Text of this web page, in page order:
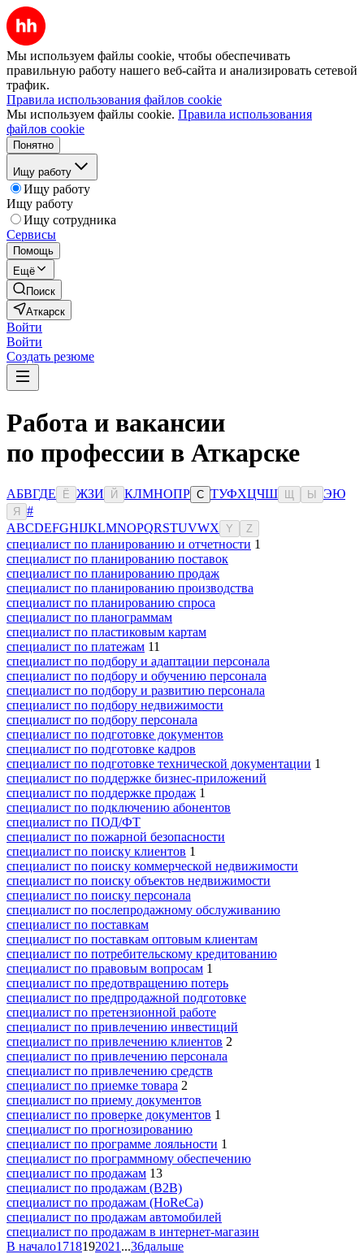
Мы используем файлы cookie, чтобы обеспечивать
правильную работу нашего веб-сайта и анализировать сетевой
трафик.
Правила использования файлов cookie
Мы используем файлы cookie. Правила использования
файлов cookie
Понятно
Ищу работу
Ищу работу
Ищу работу
Ищу сотрудника
Сервисы
Помощь
Ещё
Поиск
Аткарск
Войти
Войти
Создать резюме
Работа и вакансии
по профессии в Аткарске
АБВГДЕ Ё ЖЗИ Й КЛМНОПР С ТУФХЦЧШ Ы ЭЮ
Я
#
ABCDEFGHIJKLMNOPQRSTUVWX Y Z
специалист по планированию и отчетности 1
специалист по планированию поставок
специалист по планированию продаж
специалист по планированию производства
специалист по планированию спроса
специалист по планограммам
специалист по пластиковым картам
специалист по платежам 11
специалист по подбору и адаптации персонала
специалист по подбору и обучению персонала
специалист по подбору и развитию персонала
специалист по подбору недвижимости
специалист по подбору персонала
специалист по подготовке документов
специалист по подготовке кадров
специалист по подготовке технической документации 1
специалист по поддержке бизнес-приложений
специалист по поддержке продаж 1
специалист по подключению абонентов
специалист по ПОД/ФТ
специалист по пожарной безопасности
специалист по поиску клиентов 1
специалист по поиску коммерческой недвижимости
специалист по поиску объектов недвижимости
специалист по поиску персонала
специалист по послепродажному обслуживанию
специалист по поставкам
специалист по поставкам оптовым клиентам
специалист по потребительскому кредитованию
специалист по правовым вопросам 1
специалист по предотвращению потерь
специалист по предпродажной подготовке
специалист по претензионной работе
специалист по привлечению инвестиций
специалист по привлечению клиентов 2
специалист по привлечению персонала
специалист по привлечению средств
специалист по приемке товара 2
специалист по приему документов
специалист по проверке документов 1
специалист по прогнозированию
специалист по программе лояльности 1
специалист по программному обеспечению
специалист по продажам 13
специалист по продажам (B2B)
специалист по продажам (HoReCa)
специалист по продажам автомобилей
специалист по продажам в интернет-магазин
В начало1718192021 ...36дальше